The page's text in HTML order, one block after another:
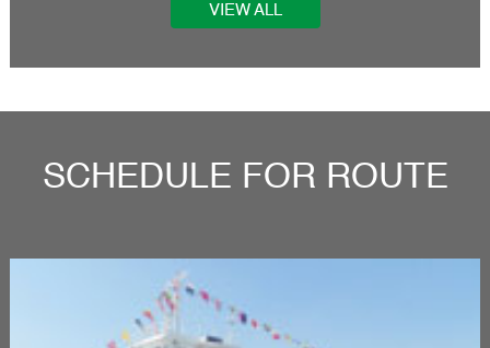
SCHEDULE FOR ROUTE
VIEW ALL